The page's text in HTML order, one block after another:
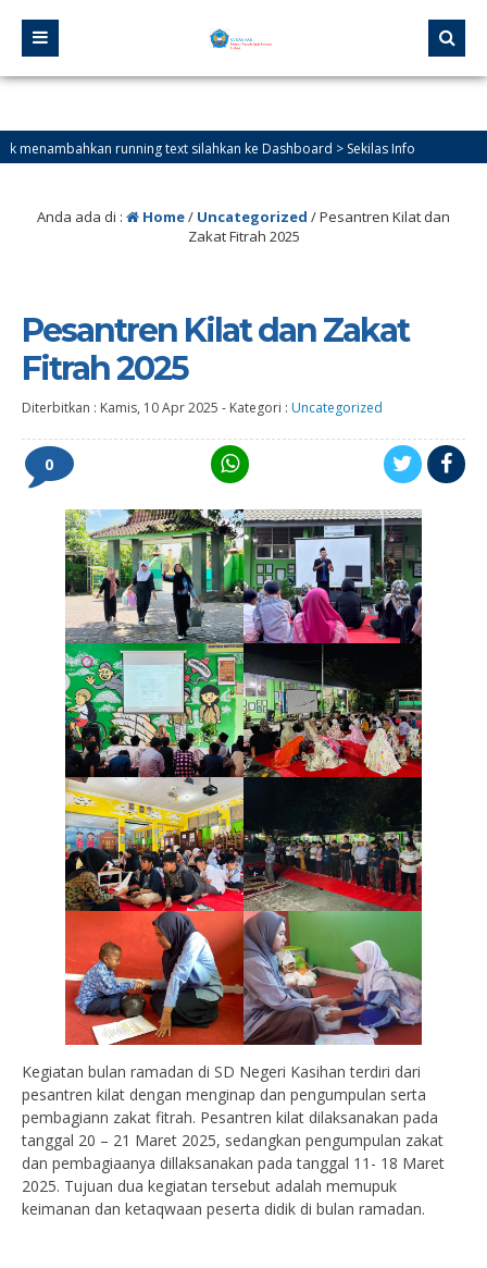
running text silahkan ke Dashboard > Sekilas Info
Anda ada di : Home/ Uncategorized /Pesantren Kilat dan
Zakat Fitrah 2025
Pesantren Kilat dan Zakat
Fitrah 2025
Diterbitkan : Kamis, 10 Apr 2025 - Kategori : Uncategorized
0
Kegiatan bulan ramadan di SD Negeri Kasihan terdiri dari
pesantren kilat dengan menginap dan pengumpulan serta
pembagiann zakat fitrah. Pesantren kilat dilaksanakan pada
tanggal 20 – 21 Maret 2025, sedangkan pengumpulan zakat
dan pembagiaanya dillaksanakan pada tanggal 11- 18 Maret
2025. Tujuan dua kegiatan tersebut adalah memupuk
keimanan dan ketaqwaan peserta didik di bulan ramadan.